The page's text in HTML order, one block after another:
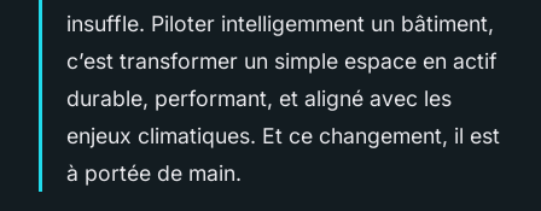
insuffle. Piloter intelligemment un bâtiment,
c’est transformer un simple espace en actif
durable, performant, et aligné avec les
enjeux climatiques. Et ce changement, il est
à portée de main.